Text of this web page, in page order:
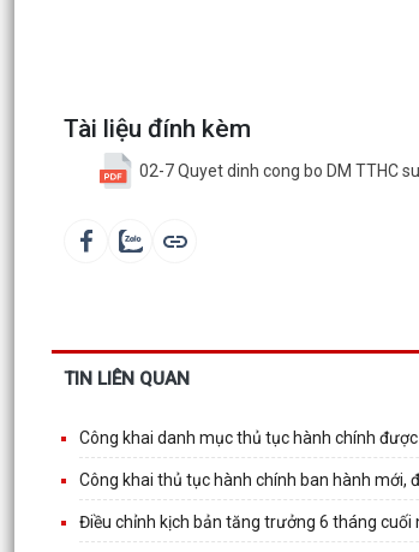
Tài liệu đính kèm
02-7 Quyet dinh cong bo DM TTHC
TIN LIÊN QUAN
Công khai danh mục thủ tục hành chính
Công khai thủ tục hành chính ban hành mới,
Điều chỉnh kịch bản tăng trưởng 6 tháng cuối